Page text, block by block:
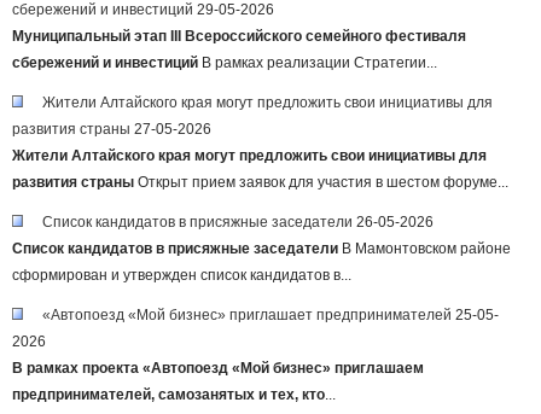
сбережений и инвестиций 29-05-2026
Муниципальный этап III Всероссийского семейного фестиваля
сбережений и инвестиций В рамках реализации Стратегии...
Жители Алтайского края могут предложить свои инициативы для
развития страны 27-05-2026
Жители Алтайского края могут предложить свои инициативы для
развития страны Открыт прием заявок для участия в шестом форуме...
Список кандидатов в присяжные заседатели 26-05-2026
Список кандидатов в присяжные заседатели В Мамонтовском районе
сформирован и утвержден список кандидатов в...
«Автопоезд «Мой бизнес» приглашает предпринимателей 25-05-
2026
В рамках проекта «Автопоезд «Мой бизнес» приглашаем
предпринимателей, самозанятых и тех, кто...